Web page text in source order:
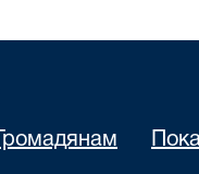
Громадянам